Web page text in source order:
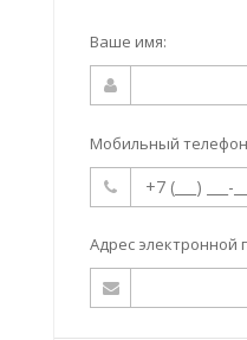
Ваше имя:
Мобильный
Адрес электронной